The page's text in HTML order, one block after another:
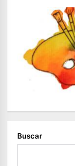
Buscar